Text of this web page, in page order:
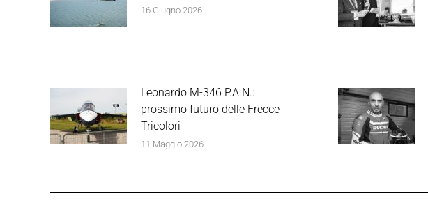
16 Giugno 2026
Leonardo M-346 P.A.N.:
prossimo futuro delle Frecce
Tricolori
11 Maggio 2026